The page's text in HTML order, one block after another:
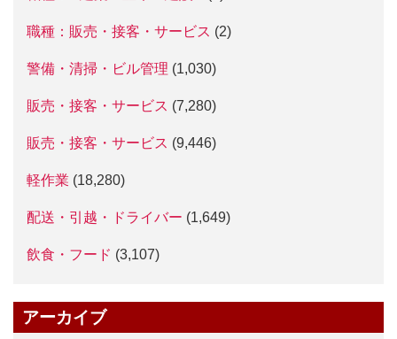
職種：販売・接客・サービス (2)
警備・清掃・ビル管理 (1,030)
販売・接客・サービス (7,280)
販売・接客・サービス (9,446)
軽作業 (18,280)
配送・引越・ドライバー (1,649)
飲食・フード (3,107)
アーカイブ